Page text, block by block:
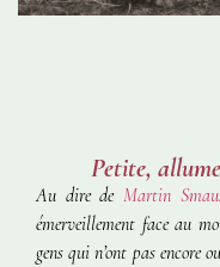
Petite,
Au dire de Martin
émerveillement face au
gens qui n’ont pas encore